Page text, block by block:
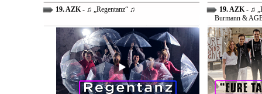
19. AZK- ♫ „Regentanz“ ♫ 19. AZK- ♫
Burmann &